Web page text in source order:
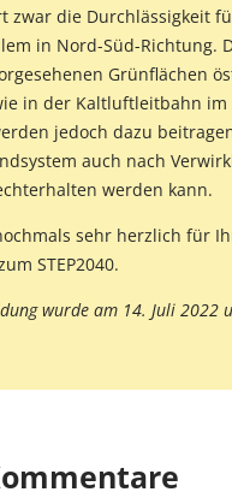
zwar die Durchlässigkeit
in Nord-Süd-Richtung.
Grünflächen
in der Kaltluftleitbahn im
jedoch dazu
auch nach
werden kann.
sehr herzlich für
STEP2040.
wurde am 14. Juli 2022